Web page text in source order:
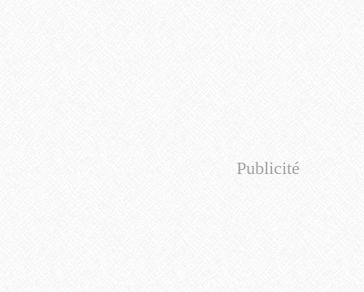
Publicité